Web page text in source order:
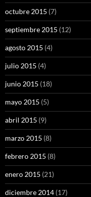
octubre 2015 (7)
septiembre 2015 (12)
agosto 2015 (4)
julio 2015 (4)
junio 2015 (18)
mayo 2015 (5)
abril 2015 (9)
marzo 2015 (8)
febrero 2015 (8)
enero 2015 (21)
diciembre 2014 (17)